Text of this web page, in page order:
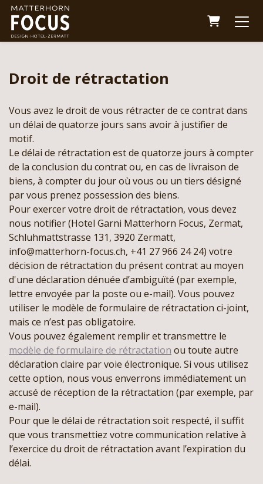
Panier
Droit de rétractation
Vous avez le droit de vous rétracter de ce contrat dans
un délai de quatorze jours sans avoir à justifier de
motif.
Le délai de rétractation est de quatorze jours à compter
de la conclusion du contrat ou, en cas de livraison de
biens, à compter du jour où vous ou un tiers désigné
par vous prenez possession des biens.
Pour exercer votre droit de rétractation, vous devez
nous notifier (Hotel Garni Matterhorn Focus, Zermat,
Schluhmattstrasse 131, 3920 Zermatt,
info@matterhorn-focus.ch, +41 27 966 24 24) votre
décision de rétractation du présent contrat au moyen
d'une déclaration dénuée d’ambiguïté (par exemple,
lettre envoyée par la poste ou e-mail). Vous pouvez
utiliser le modèle de formulaire de rétractation ci-joint,
mais ce n’est pas obligatoire.
Vous pouvez également remplir et transmettre le
modèle de formulaire de rétractation ou toute autre
déclaration claire par voie électronique. Si vous utilisez
cette option, nous vous enverrons immédiatement un
accusé de réception de la rétractation (par exemple, par
e-mail).
Pour que le délai de rétractation soit respecté, il suffit
que vous transmettiez votre communication relative à
l’exercice du droit de rétractation avant l’expiration du
délai.